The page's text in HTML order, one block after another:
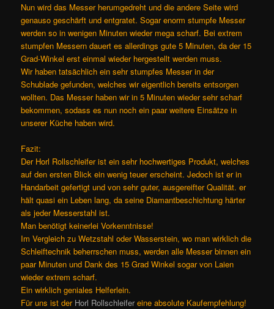
Nun wird das Messer herumgedreht und die andere Seite wird
genauso geschärft und entgratet. Sogar enorm stumpfe Messer
werden so in wenigen Minuten wieder mega scharf. Bei extrem
stumpfen Messern dauert es allerdings gute 5 Minuten, da der 15
Grad-Winkel erst einmal wieder hergestellt werden muss.
Wir haben tatsächlich ein sehr stumpfes Messer in der
Schublade gefunden, welches wir eigentlich bereits entsorgen
wollten. Das Messer haben wir in 5 Minuten wieder sehr scharf
bekommen, sodass es nun noch ein paar weitere Einsätze in
unserer Küche haben wird.
Fazit:
Der Horl Rollschleifer ist ein sehr hochwertiges Produkt, welches
auf den ersten Blick ein wenig teuer erscheint. Jedoch ist er in
Handarbeit gefertigt und von sehr guter, ausgereifter Qualität. er
hält quasi ein Leben lang, da seine Diamantbeschichtung härter
als jeder Messerstahl ist.
Man benötigt keinerlei Vorkenntnisse!
Im Vergleich zu Wetzstahl oder Wasserstein, wo man wirklich die
Schleiftechnik beherrschen muss, werden alle Messer binnen ein
paar Minuten und Dank des 15 Grad Winkel sogar von Laien
wieder extrem scharf.
Ein wirklich geniales Helferlein.
Für uns ist der Horl Rollschleifereine absolute Kaufempfehlung!